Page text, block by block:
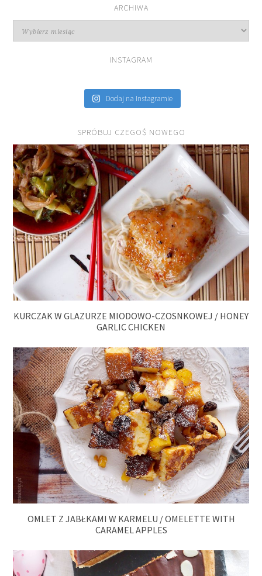
ARCHIWA
INSTAGRAM
Dodaj na Instagramie
SPRÓBUJ CZEGOŚ NOWEGO
KURCZAK W GLAZURZE MIODOWO-CZOSNKOWEJ / HONEY
GARLIC CHICKEN
OMLET Z JABŁKAMI W KARMELU / OMELETTE WITH
CARAMEL APPLES